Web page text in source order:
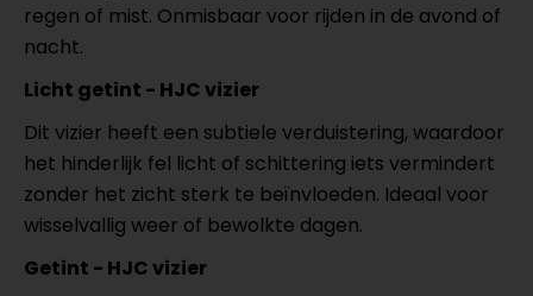
regen of mist. Onmisbaar voor rijden in de avond of
nacht.
Licht getint - HJC vizier
Dit vizier heeft een subtiele verduistering, waardoor
het hinderlijk fel licht of schittering iets vermindert
zonder het zicht sterk te beïnvloeden. Ideaal voor
wisselvallig weer of bewolkte dagen.
Getint - HJC vizier